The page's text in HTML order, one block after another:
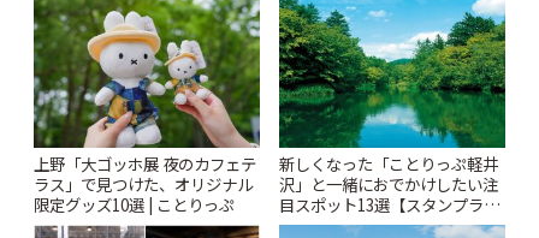
りっぷ
上野「大ゴッホ展 夜のカフェテ
ラス」で見つけた、オリジナル
限定グッズ10選 | ことりっぷ
新しくなった「ことりっぷ軽井
沢」と一緒におでかけしたい注
目スポット13選【スタンプラリ
ー開催中】 | ことりっぷ